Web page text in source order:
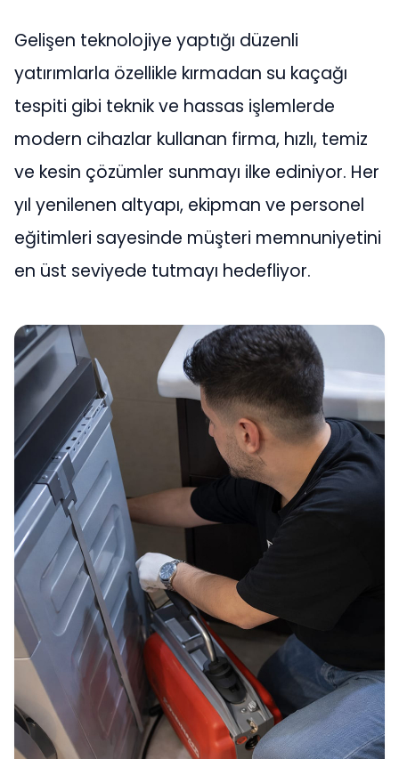
Gelişen teknolojiye yaptığı düzenli
yatırımlarla özellikle kırmadan su kaçağı
tespiti gibi teknik ve hassas işlemlerde
modern cihazlar kullanan firma, hızlı, temiz
ve kesin çözümler sunmayı ilke ediniyor. Her
yıl yenilenen altyapı, ekipman ve personel
eğitimleri sayesinde müşteri memnuniyetini
en üst seviyede tutmayı hedefliyor.